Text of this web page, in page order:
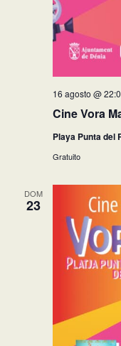
Cine Vora
16 agosto @
Playa Punta del
Gratuito
DOM
23